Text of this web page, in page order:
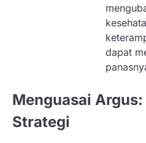
dapat
Menguasai
Strategi